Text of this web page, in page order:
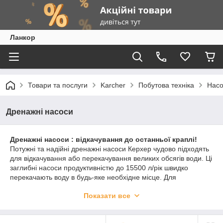
Ланкор
Товари та послуги Karcher Побутова техніка
Дренажні насоси
Дренажні насоси : відкачування до останньої краплі!
Потужні та надійні дренажні насоси Керхер чудово підходять
для відкачування або перекачування великих обсягів води. Ці
заглибні насоси продуктивністю до 15500 л/рік швидко
перекачають воду в будь-яке необхідне місце. Для
брудна вода: вони здатні викачувати зі ставка або
діаметром до 30 мм А для відкачування чистої або злегка
Показати все